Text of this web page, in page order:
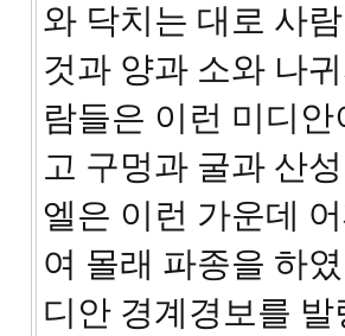
와 닥치는 대로 사
것과 양과 소와 나
람들은 이런 미디
고 구멍과 굴과 산
엘은 이런 가운데
여 몰래 파종을 하
디안 경계경보를